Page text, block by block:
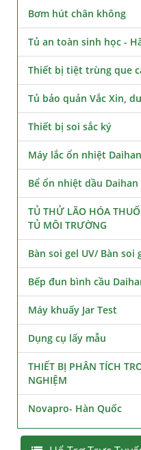
Bơm hút chân không
Tủ an toàn sinh học -
Thiết bị tiệt trùng que
Tủ bảo quản Vắc Xin,
Thiết bị soi sắc ký
Máy lắc ổn nhiệt Daihan
Bể ổn nhiệt dầu Daihan
TỦ THỬ LÃO HÓA
TỦ MÔI TRƯỜNG
Bàn soi gel UV/ Bàn soi
Bếp đun bình cầu
Máy khuấy Jar Test
Dụng cụ lấy mẫu
THIẾT BỊ PHÂN TÍCH
NGHIỆM
Novapro- Hàn Quốc